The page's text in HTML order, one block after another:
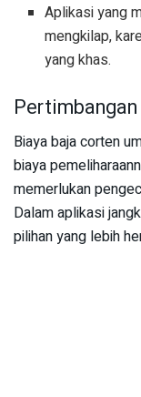
Aplikasi yang
mengkilap,
yang khas.
Biaya baja corten
biaya
memerlukan
Dalam aplikasi
pilihan yang lebih